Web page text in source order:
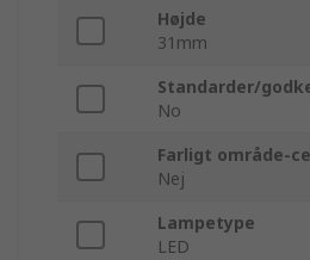
Højde
31mm
Standarder/
No
Farligt område-
Nej
Lampetype
LED